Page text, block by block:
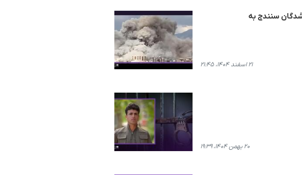
شدگان سنندج به
۲۱ اسفند ۱۴۰۴، ۲۱:۴۵
۲۰ بهمن ۱۴۰۴، ۱۹:۳۹